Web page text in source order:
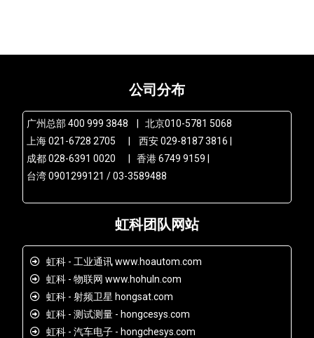
公司分布
广州总部 400 999 3848 | 北京010-5781 5068
上海 021-6728 2705 | 西安 029-8187 3816 |
成都 028-6391 0020 | 香港 6749 9159 |
台湾 0901299121 / 03-3589488
虹科团队网站
虹科 - 工业通讯 www.hoautom.com
虹科 - 物联网 www.hohuln.com
虹科 - 射频卫星 hongsat.com
虹科 - 测试测量 - hongcesys.com
虹科 - 汽车电子 - hongchesys.com